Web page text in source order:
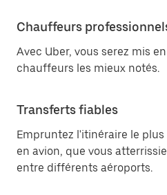
Chauffeurs
Avec Uber, vous serez mis
chauffeurs les mieux notés.
Transferts fiables
Empruntez l'itinéraire le
en avion, que vous
entre différents aéroports.